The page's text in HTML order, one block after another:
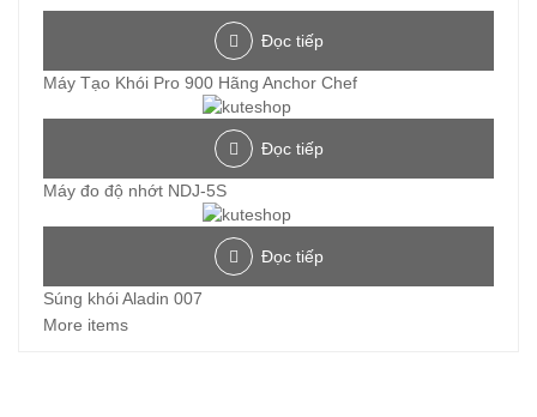
Đọc tiếp
Máy Tạo Khói Pro 900 Hãng Anchor Chef
Đọc tiếp
Máy đo độ nhớt NDJ-5S
Đọc tiếp
Súng khói Aladin 007
More items